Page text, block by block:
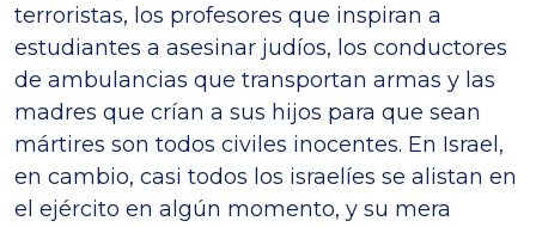
terroristas, los profesores que inspiran a
estudiantes a asesinar judíos, los conductores
de ambulancias que transportan armas y las
madres que crían a sus hijos para que sean
mártires son todos civiles inocentes. En Israel,
en cambio, casi todos los israelíes se alistan en
el ejército en algún momento, y su mera